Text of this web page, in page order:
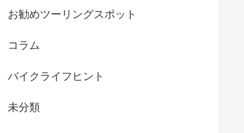
お勧めツーリングスポット
コラム
バイクライフヒント
未分類